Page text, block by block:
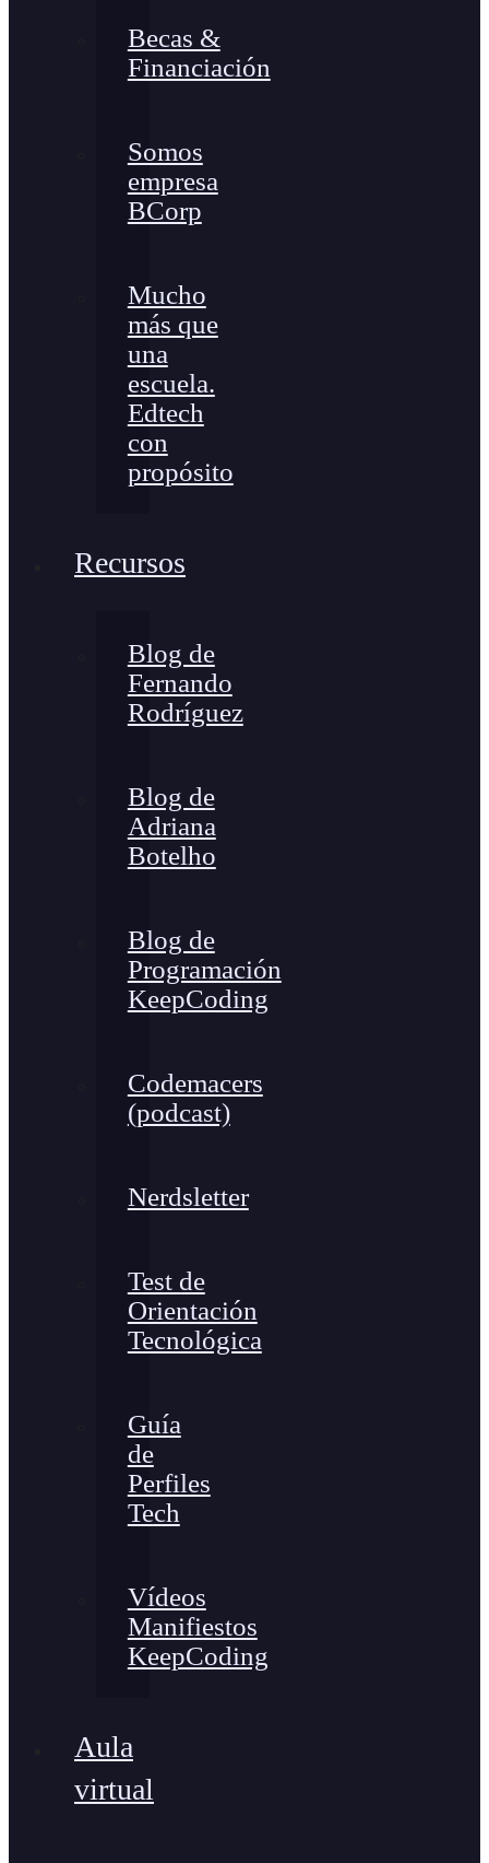
Becas &
Financiación
Somos
empresa
BCorp
Mucho
más que
una
escuela.
Edtech
con
propósito
Recursos
Blog de
Fernando
Rodríguez
Blog de
Adriana
Botelho
Blog de
Programación
KeepCoding
Codemacers
(podcast)
Nerdsletter
Test de
Orientación
Tecnológica
Guía
de
Perfiles
Tech
Vídeos
Manifiestos
KeepCoding
Aula
virtual